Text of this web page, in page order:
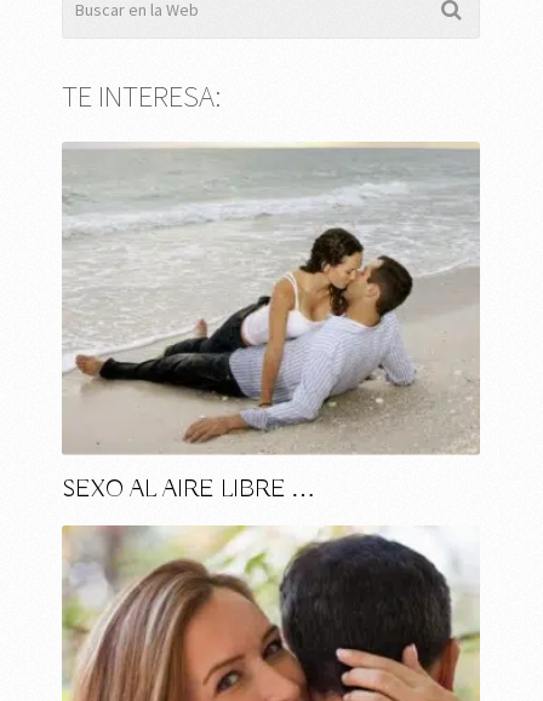
TE INTERESA:
SEXO AL AIRE LIBRE …